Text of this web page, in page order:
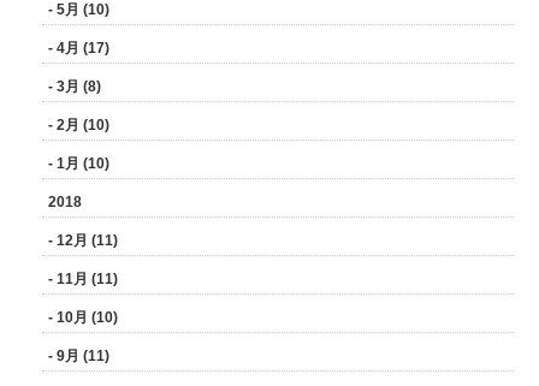
- 5月 (10)
- 4月 (17)
- 3月 (8)
- 2月 (10)
- 1月 (10)
2018
- 12月 (11)
- 11月 (11)
- 10月 (10)
- 9月 (11)